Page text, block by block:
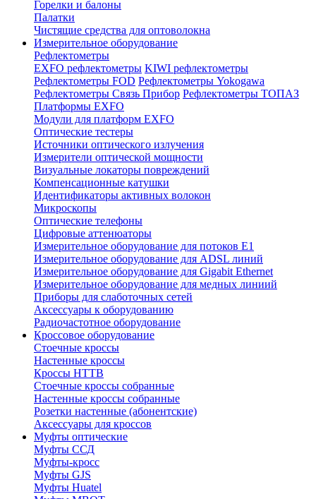
Горелки и балоны
Палатки
Чистящие средства для оптоволокна
Измерительное оборудование
Рефлектометры
EXFO рефлектометры KIWI рефлектометры
Рефлектометры FOD Рефлектометры Yokogawa
Рефлектометры Связь Прибор Рефлектометры ТОПАЗ
Платформы EXFO
Модули для платформ EXFO
Оптические тестеры
Источники оптического излучения
Измерители оптической мощности
Визуальные локаторы повреждений
Компенсационные катушки
Идентификаторы активных волокон
Микроскопы
Оптические телефоны
Цифровые аттенюаторы
Измерительное оборудование для потоков Е1
Измерительное оборудование для ADSL линий
Измерительное оборудование для Gigabit Ethernet
Измерительное оборудование для медных линиий
Приборы для слаботочных сетей
Аксессуары к оборудованию
Радиочастотное оборудование
Кроссовое оборудование
Стоечные кроссы
Настенные кроссы
Кроссы HTTB
Стоечные кроссы собранные
Настенные кроссы собранные
Розетки настенные (абонентские)
Аксессуары для кроссов
Муфты оптические
Муфты ССД
Муфты-кросс
Муфты GJS
Муфты Huatel